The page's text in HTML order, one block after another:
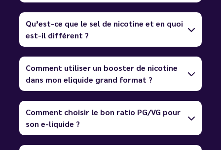
Qu’est-ce que le sel de nicotine et en quoi
est-il différent ?
Comment utiliser un booster de nicotine
dans mon eliquide grand format ?
Comment choisir le bon ratio PG/VG pour
son e-liquide ?